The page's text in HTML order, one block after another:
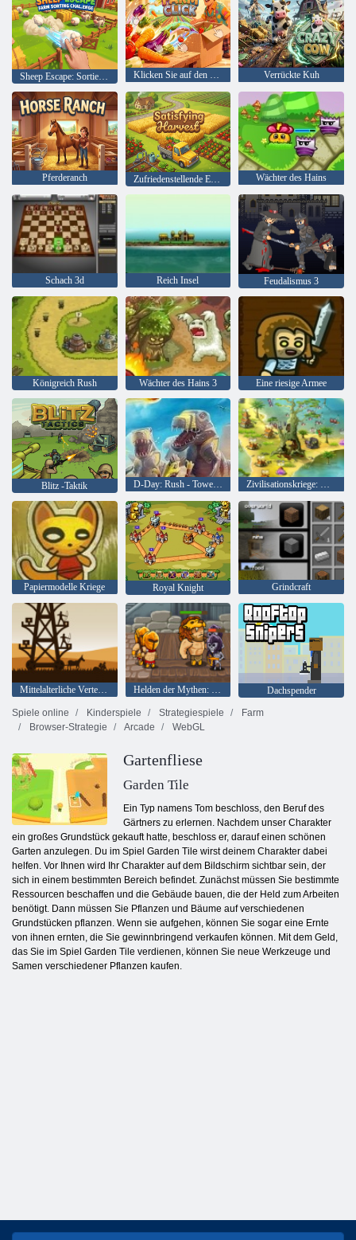
Klicken Sie auf den Bauernhof Verrückte Kuh
Pferderanch Zufriedenstellende Ernte Wächter des Hains
Schach 3d Reich Insel Feudalismus 3
Königreich Rush Wächter des Hains 3 Eine riesige Armee
Blitz -Taktik D-Day: Rush - Tower Defense Zivilisationskriege: Meisterausgabe
Papiermodelle Kriege Royal Knight Grindcraft
Mittelalterliche Verteidigung Z Helden der Mythen: Krieger der Götter
Dachspender
Spiele online
Kinderspiele Strategiespiele
Farm
Browser-Strategie
Arcade WebGL
Gartenfliese
Garden Tile
Ein Typ namens Tom beschloss, den Beruf des
Gärtners zu erlernen. Nachdem unser Charakter
ein großes Grundstück gekauft hatte, beschloss er, darauf einen schönen
Garten anzulegen. Du im Spiel Garden Tile wirst deinem Charakter dabei
helfen. Vor Ihnen wird Ihr Charakter auf dem Bildschirm sichtbar sein, der
sich in einem bestimmten Bereich befindet. Zunächst müssen Sie bestimmte
Ressourcen beschaffen und die Gebäude bauen, die der Held zum Arbeiten
benötigt. Dann müssen Sie Pflanzen und Bäume auf verschiedenen
Grundstücken pflanzen. Wenn sie aufgehen, können Sie sogar eine Ernte
von ihnen ernten, die Sie gewinnbringend verkaufen können. Mit dem Geld,
das Sie im Spiel Garden Tile verdienen, können Sie neue Werkzeuge und
Samen verschiedener Pflanzen kaufen.